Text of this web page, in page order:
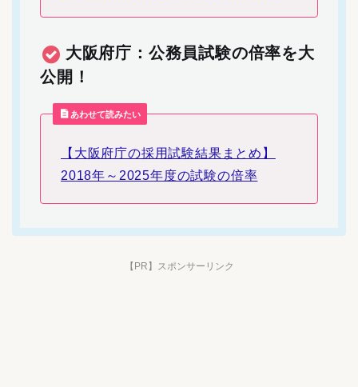
大阪府庁：公務員試験の倍率を大
公開！
あわせて読みたい
【大阪府庁の採用試験結果まとめ】
2018年～2025年度の試験の倍率
【PR】スポンサーリンク